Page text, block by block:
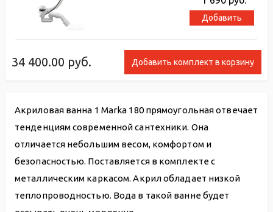
34 400.00 руб. Добавить комплект в корзину
Добавить
Акриловая ванна 1 Marka 180 прямоугольная отвечает
тенденциям современной сантехники. Она
отличается небольшим весом, комфортом и
безопасностью. Поставляется в комплекте с
металлическим каркасом. Акрил обладает низкой
теплопроводностью. Вода в такой ванне будет